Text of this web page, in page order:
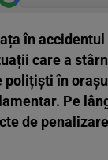
în
care a
în
Pe
de